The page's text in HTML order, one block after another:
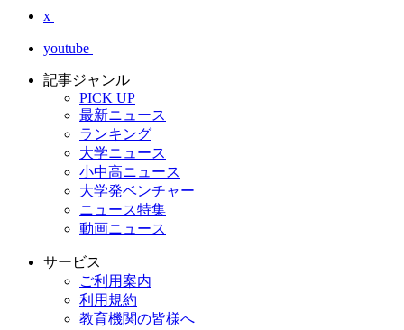
x
youtube
記事ジャンル
PICK UP
最新ニュース
ランキング
大学ニュース
小中高ニュース
大学発ベンチャー
ニュース特集
動画ニュース
サービス
ご利用案内
利用規約
教育機関の皆様へ